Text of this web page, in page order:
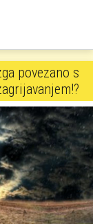
Bijeli čovjek mora
povezano s